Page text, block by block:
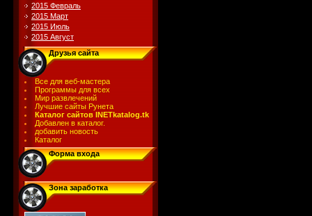
2015 Февраль
2015 Март
2015 Июль
2015 Август
Друзья сайта
Все для веб-мастера
Программы для всех
Мир развлечений
Лучшие сайты Рунета
Каталог сайтов INETkatalog.tk
Добавлен в каталог.
добавить новость
Каталог
Форма входа
Зона заработка